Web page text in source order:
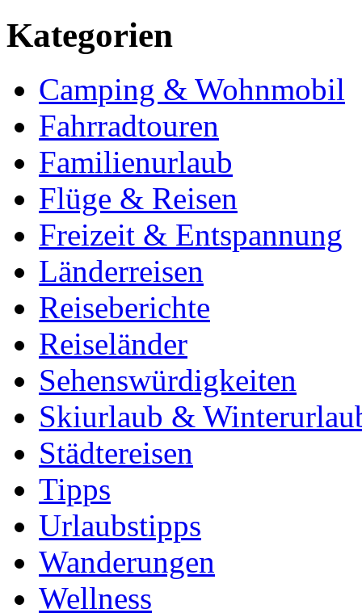
Kategorien
Camping & Wohnmobil
Fahrradtouren
Familienurlaub
Flüge & Reisen
Freizeit & Entspannung
Länderreisen
Reiseberichte
Reiseländer
Sehenswürdigkeiten
Skiurlaub &
Städtereisen
Tipps
Urlaubstipps
Wanderungen
Wellness